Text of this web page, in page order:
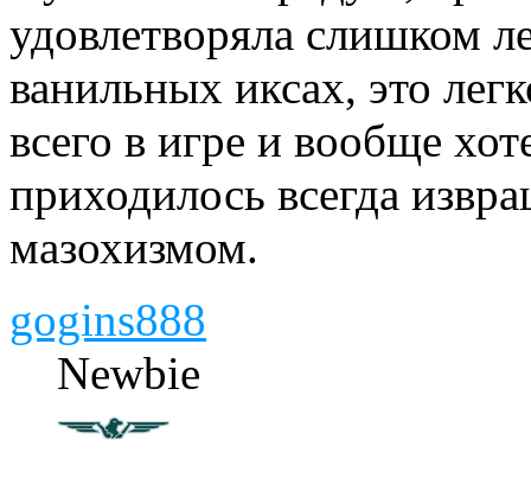
удовлетворяла слишком
ванильных иксах, это
всего в игре и вообще
приходилось всегда
мазохизмом.
gogins888
Newbie